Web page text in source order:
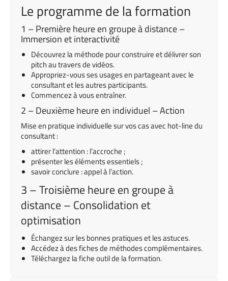
Le programme de la formation
1 – Première heure en groupe à distance –
Immersion et interactivité
Découvrez la méthode pour construire et délivrer son
pitch au travers de vidéos.
Appropriez-vous ses usages en partageant avec le
consultant et les autres participants.
Commencez à vous entraîner.
2 – Deuxième heure en individuel – Action
Mise en pratique individuelle sur vos cas avec hot-line du
consultant :
attirer l’attention : l’accroche ;
présenter les éléments essentiels ;
savoir conclure : appel à l’action.
3 – Troisième heure en groupe à
distance – Consolidation et
optimisation
Échangez sur les bonnes pratiques et les astuces.
Accédez à des fiches de méthodes complémentaires.
Téléchargez la fiche outil de la formation.